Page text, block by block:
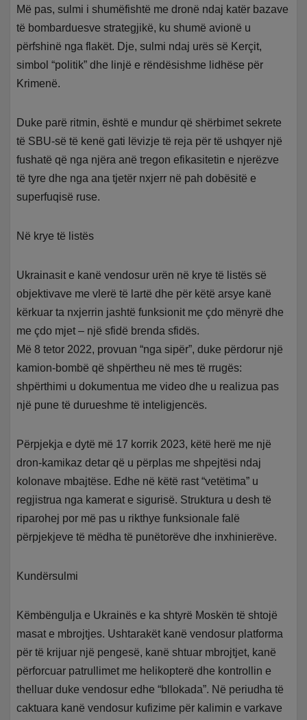
Më pas, sulmi i shumëfishtë me dronë ndaj katër bazave
të bombarduesve strategjikë, ku shumë avionë u
përfshinë nga flakët. Dje, sulmi ndaj urës së Kerçit,
simbol “politik” dhe linjë e rëndësishme lidhëse për
Krimenë.
Duke parë ritmin, është e mundur që shërbimet sekrete
të SBU-së të kenë gati lëvizje të reja për të ushqyer një
fushatë që nga njëra anë tregon efikasitetin e njerëzve
të tyre dhe nga ana tjetër nxjerr në pah dobësitë e
superfuqisë ruse.
Në krye të listës
Ukrainasit e kanë vendosur urën në krye të listës së
objektivave me vlerë të lartë dhe për këtë arsye kanë
kërkuar ta nxjerrin jashtë funksionit me çdo mënyrë dhe
me çdo mjet – një sfidë brenda sfidës.
Më 8 tetor 2022, provuan “nga sipër”, duke përdorur një
kamion-bombë që shpërtheu në mes të rrugës:
shpërthimi u dokumentua me video dhe u realizua pas
një pune të durueshme të inteligjencës.
Përpjekja e dytë më 17 korrik 2023, këtë herë me një
dron-kamikaz detar që u përplas me shpejtësi ndaj
kolonave mbajtëse. Edhe në këtë rast “vetëtima” u
regjistrua nga kamerat e sigurisë. Struktura u desh të
riparohej por më pas u rikthye funksionale falë
përpjekjeve të mëdha të punëtorëve dhe inxhinierëve.
Kundërsulmi
Këmbëngulja e Ukrainës e ka shtyrë Moskën të shtojë
masat e mbrojtjes. Ushtarakët kanë vendosur platforma
për të krijuar një pengesë, kanë shtuar mbrojtjet, kanë
përforcuar patrullimet me helikopterë dhe kontrollin e
thelluar duke vendosur edhe “bllokada”. Në periudha të
caktuara kanë vendosur kufizime për kalimin e varkave